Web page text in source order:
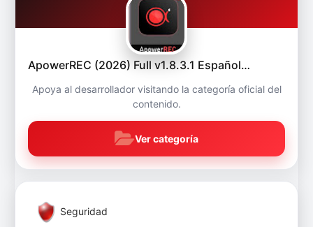
ApowerREC (2026) Full v1.8.3.1 Español…
Apoya al desarrollador visitando la categoría oficial del
contenido.
Ver categoría
Seguridad